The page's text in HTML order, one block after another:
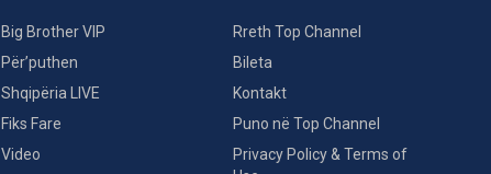
Big Brother VIP
Për’puthen
Shqipëria LIVE
Fiks Fare
Video
Rreth Top Channel
Bileta
Kontakt
Puno në Top Channel
Privacy Policy & Terms of